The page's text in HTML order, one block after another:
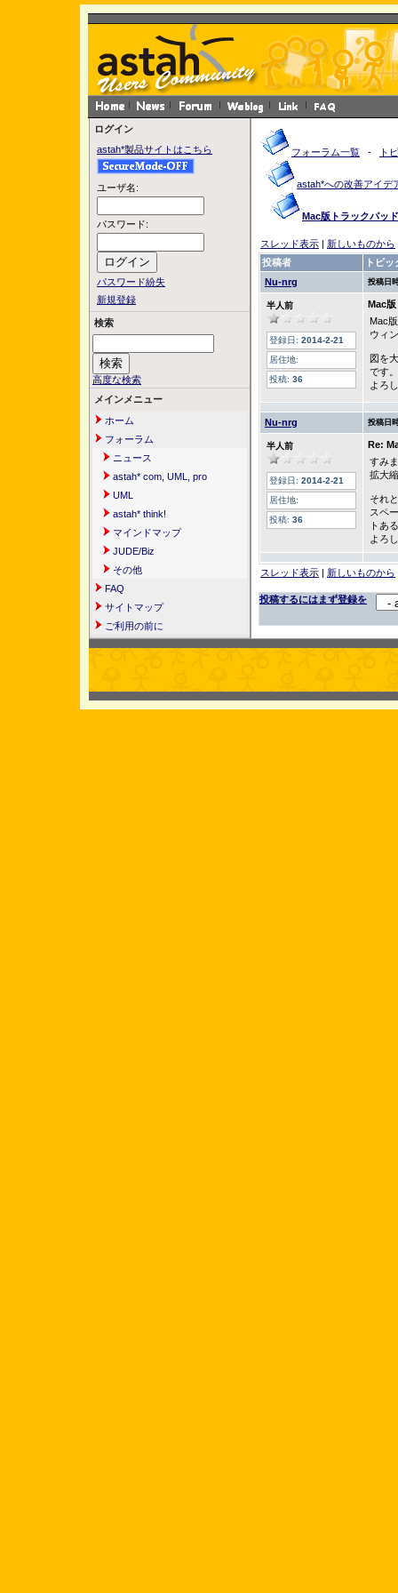
ログイン
astah*製品サイトはこちら
ユーザ名:
パスワード:
パスワード紛失
新規登録
検索
高度な検索
メインメニュー
ホーム
フォーラム
ニュース
astah* com, UML, pro
UML
astah* think!
マインドマップ
JUDE/Biz
その他
FAQ
サイトマップ
ご利用の前に
フォーラム一覧 - ト
astah*への改善アイデ
Mac版トラックパッ
スレッド表示 | 新しいものから
投稿者
トピッ
Nu-nrg
投稿日
半人前
登録日: 2014-2-21
居住地:
投稿: 36
Mac版
Mac
ウィ
図を
です。
よろ
Nu-nrg 投稿日
半人前
登録日: 2014-2-21
居住地:
投稿: 36
Re:
すみ
拡大
それ
スペ
トあ
よろ
スレッド表示 | 新しいものから
投稿するにはまず登録を